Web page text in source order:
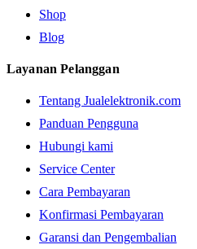
Shop
Blog
Layanan Pelanggan
Tentang Jualelektronik.com
Panduan Pengguna
Hubungi kami
Service Center
Cara Pembayaran
Konfirmasi Pembayaran
Garansi dan Pengembalian